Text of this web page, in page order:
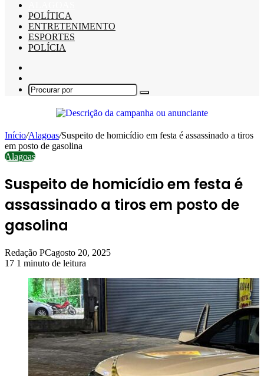
POLÍTICA
ENTRETENIMENTO
ESPORTES
POLÍCIA
skin
Procurar
Início/Alagoas/Suspeito de homicídio em festa é assassinado a tiros
em posto de gasolina
Alagoas
Suspeito de homicídio em festa é
assassinado a tiros em posto de
gasolina
Redação PCagosto 20, 2025
17 1 minuto de leitura